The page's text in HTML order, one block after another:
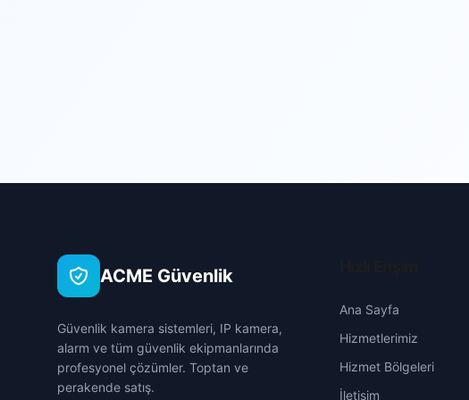
ACME Güvenlik
Güvenlik kamera sistemleri, IP kamera,
alarm ve tüm güvenlik ekipmanlarında
profesyonel çözümler. Toptan ve
perakende satış.
Ana Sayfa
Hizmetlerimiz
Hizmet Bölgeleri
İletişim